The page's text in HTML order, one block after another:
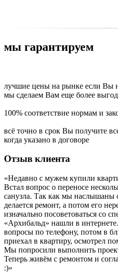
мы гарантируем
лучшие цены на рынке если Вы
мы сделаем Вам еще более
100% соответствие нормам и
всё точно в срок Вы получите
когда указано в договоре
Отзыв клиента
«Недавно с мужем купили
Встал вопрос о переносе
санузла. Так как мы наслышаны
делается ремонт, а потом его
изначально посоветоваться со
«Архибальд» нашли в
вопросы по телефону, потом в
приехал в квартиру, осмотрел
Мы попросили выполнить
Теперь живём с ремонтом и
:)»